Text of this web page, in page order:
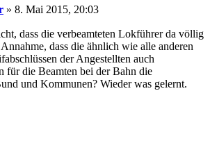
» 8. Mai 2015, 20:03
dass die verbeamteten Lokführer da völlig
dass die ähnlich wie alle anderen
der Angestellten auch
für die Beamten bei der Bahn die
und Kommunen? Wieder was gelernt.